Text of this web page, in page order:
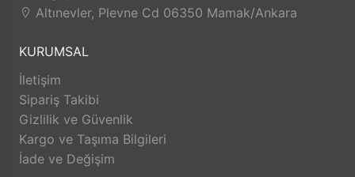
Faaliyeti boyunca toplumsal değerlerimize
prensibinden taviz vermemiş ve
vermeyecektir.
Dünya genelini etkileyen pandemi (covit 19)
sürecinde ise sürdürülebilir ekonomi, istikrarlı
faaliyet esasında daha çok hizmet ve "mutlu
müşteri, mutlu işyeri" felsefesi ile internet
Altınevler, Plevne Cd 06350 Mamak/Ankara
KURUMSAL
İletişim
Sipariş Takibi
Gizlilik ve Güvenlik
Kargo ve Taşıma Bilgileri
İade ve Değişim